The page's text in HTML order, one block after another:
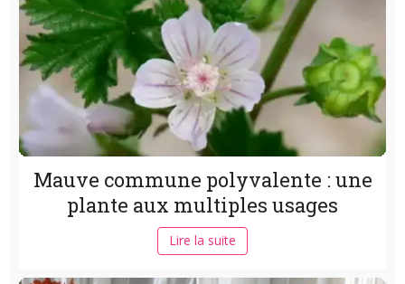
Mauve commune polyvalente : une
plante aux multiples usages
Lire la suite